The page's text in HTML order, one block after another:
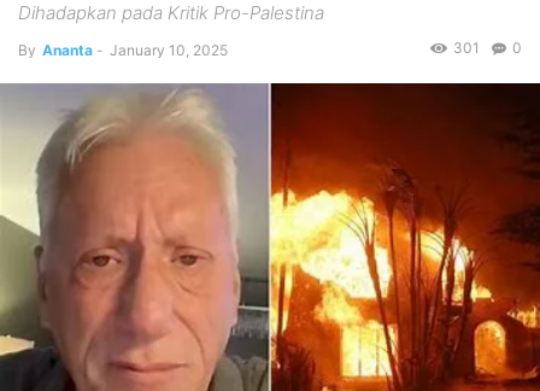
Dihadapkan pada Kritik Pro-Palestina
By Ananta - January 10, 2025 0
301